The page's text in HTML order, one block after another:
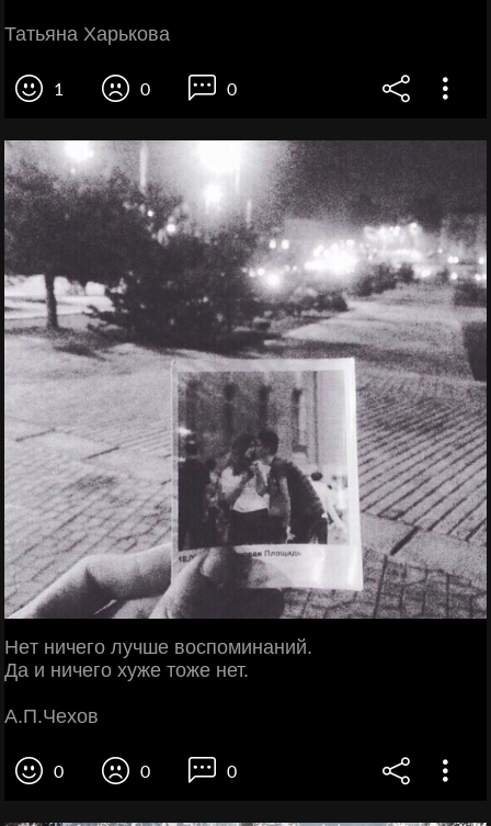
Татьяна Харькова
1 0 0
Heт ничего лучше воспоминаний.
Дa и ничего хуже тоже нет.
А.П.Чехов
0 0 0